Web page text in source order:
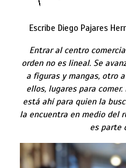
Escribe Diego Pajares
Entrar al centro
orden no es lineal. Se
a figuras y mangas, otro
ellos, lugares para
está ahí para quien la
la encuentra en medio del
es parte